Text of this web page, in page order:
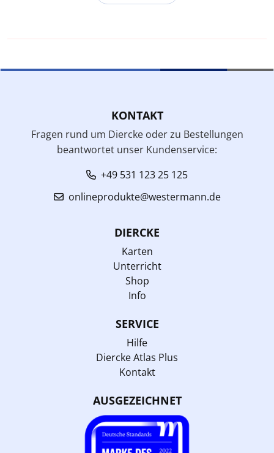
KONTAKT
Fragen rund um Diercke oder zu Bestellungen
beantwortet unser Kundenservice:
+49 531 123 25 125
onlineprodukte@westermann.de
DIERCKE
Karten
Unterricht
Shop
Info
SERVICE
Hilfe
Diercke Atlas Plus
Kontakt
AUSGEZEICHNET